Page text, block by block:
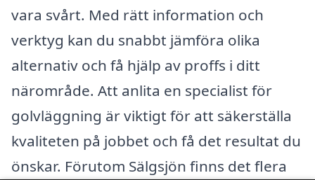
vara svårt. Med rätt information och
verktyg kan du snabbt jämföra olika
alternativ och få hjälp av proffs i ditt
närområde. Att anlita en specialist för
golvläggning är viktigt för att säkerställa
kvaliteten på jobbet och få det resultat du
önskar. Förutom Sälgsjön finns det flera